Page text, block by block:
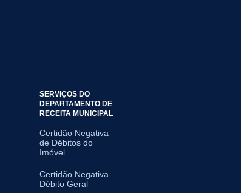
SERVIÇOS DO
DEPARTAMENTO DE
RECEITA MUNICIPAL
Certidão Negativa
de Débitos do
Imóvel
Certidão Negativa
Débito Geral